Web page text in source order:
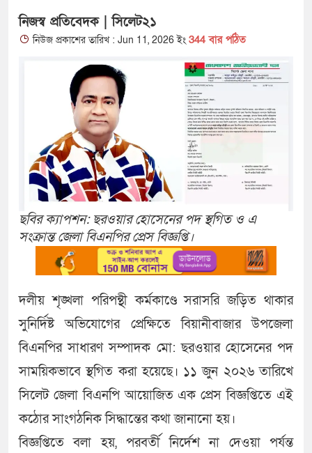
নিজস্ব প্রতিবেদক | সিলেট২১
নিউজ প্রকাশের তারিখ : Jun 11, 2026 ইং 344 বার পঠিত
ছবির ক্যাপশন: ছরওয়ার হোসেনের পদ স্থগিত ও এ
সংক্রান্ত জেলা বিএনপির প্রেস বিজ্ঞপ্তি।
দলীয় শৃঙ্খলা পরিপন্থী কর্মকাণ্ডে সরাসরি জড়িত থাকার
সুনির্দিষ্ট অভিযোগের প্রেক্ষিতে বিয়ানীবাজার উপজেলা
বিএনপির সাধারণ সম্পাদক মো: ছরওয়ার হোসেনের পদ
সাময়িকভাবে স্থগিত করা হয়েছে। ১১ জুন ২০২৬ তারিখে
সিলেট জেলা বিএনপি আয়োজিত এক প্রেস বিজ্ঞপ্তিতে এই
কঠোর সাংগঠনিক সিদ্ধান্তের কথা জানানো হয়।
বিজ্ঞপ্তিতে বলা হয়, পরবর্তী নির্দেশ না দেওয়া পর্যন্ত